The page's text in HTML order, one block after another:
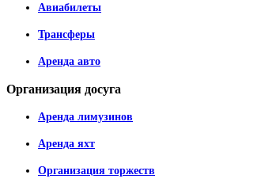
Авиабилеты
Трансферы
Аренда авто
Организация досуга
Аренда лимузинов
Аренда яхт
Организация торжеств